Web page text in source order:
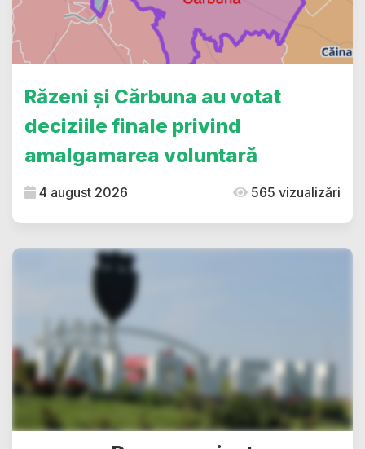
Răzeni și Cărbuna au votat
deciziile finale privind
amalgamarea voluntară
4 august 2026 565 vizualizări